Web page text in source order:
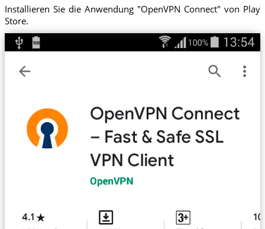
Installieren Sie die Anwendung "OpenVPN Connect" von Play
Store.